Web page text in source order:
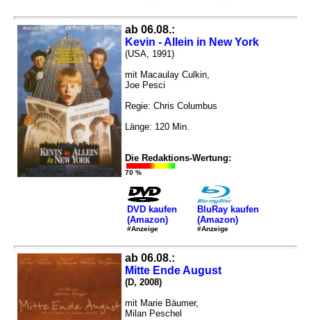
ab 06.08.:
Kevin - Allein in New York
(USA, 1991)
mit Macaulay Culkin,
Joe Pesci
Regie: Chris Columbus
Länge: 120 Min.
Die Redaktions-Wertung:
70 %
DVD kaufen
(Amazon)
#Anzeige
BluRay kaufen
(Amazon)
#Anzeige
ab 06.08.:
Mitte Ende August
(D, 2008)
mit Marie Bäumer,
Milan Peschel